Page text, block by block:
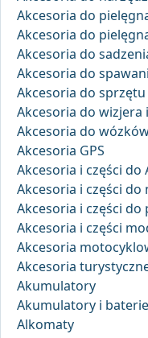
Akcesoria do
Akcesoria do
Akcesoria do
Akcesoria do
Akcesoria do
Akcesoria do wizjera
Akcesoria do
Akcesoria GPS
Akcesoria i części do
Akcesoria i części
Akcesoria i części
Akcesoria i części
Akcesoria
Akcesoria
Akumulatory
Akumulatory i
Alkomaty